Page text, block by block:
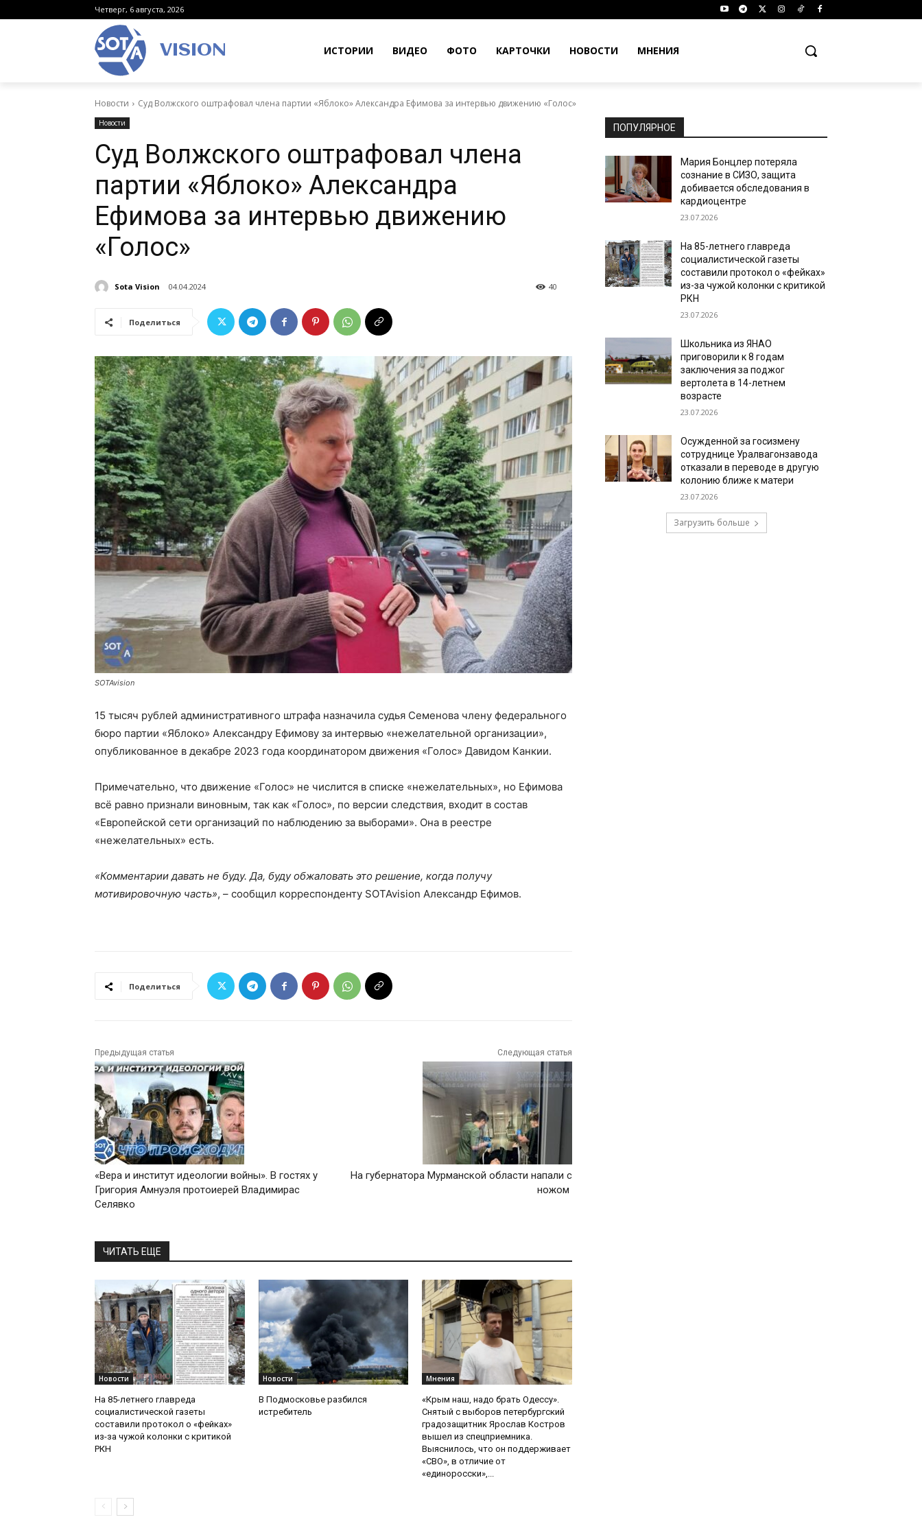
Четверг, 6 августа, 2026
VISION ИСТОРИИ ВИДЕО ФОТО КАРТОЧКИ НОВОСТИ МНЕНИЯ
Новости Суд Волжского оштрафовал члена партии «Яблоко» Александра Ефимова за интервью движению «Голос»
Новости
Суд Волжского оштрафовал члена
партии «Яблоко» Александра
Ефимова за интервью движению
«Голос»
Sota Vision 04.04.2024 40
Поделиться
SOTAvision
15 тысяч рублей административного штрафа назначила судья Семенова члену федерального
бюро партии «Яблоко» Александру Ефимову за интервью «нежелательной организации»,
опубликованное в декабре 2023 года координатором движения «Голос» Давидом Канкии.
Примечательно, что движение «Голос» не числится в списке «нежелательных», но Ефимова
всё равно признали виновным, так как «Голос», по версии следствия, входит в состав
«Европейской сети организаций по наблюдению за выборами». Она в реестре
«нежелательных» есть.
«Комментарии давать не буду. Да, буду обжаловать это решение, когда получу
мотивировочную часть», – сообщил корреспонденту SOTAvision Александр Ефимов.
Поделиться
Предыдущая статья
«Вера и институт идеологии войны». В гостях у
Григория Амнуэля протоиерей Владимирас
Селявко
Следующая статья
На губернатора Мурманской области напали с
ножом
ЧИТАТЬ ЕЩЕ
Новости
На 85-летнего главреда
социалистической газеты
составили протокол о «фейках»
из-за чужой колонки с критикой
РКН
Новости
В Подмосковье разбился
истребитель
Мнения
«Крым наш, надо брать Одессу».
Снятый с выборов петербургский
градозащитник Ярослав Костров
вышел из спецприемника.
Выяснилось, что он поддерживает
«СВО», в отличие от
«единоросски»,...
ПОПУЛЯРНОЕ
Мария Бонцлер потеряла
сознание в СИЗО, защита
добивается обследования в
кардиоцентре
23.07.2026
На 85-летнего главреда
социалистической газеты
составили протокол о «фейках»
из-за чужой колонки с критикой
РКН
23.07.2026
Школьника из ЯНАО
приговорили к 8 годам
заключения за поджог
вертолета в 14-летнем
возрасте
23.07.2026
Осужденной за госизмену
сотруднице Уралвагонзавода
отказали в переводе в другую
колонию ближе к матери
23.07.2026
Загрузить больше